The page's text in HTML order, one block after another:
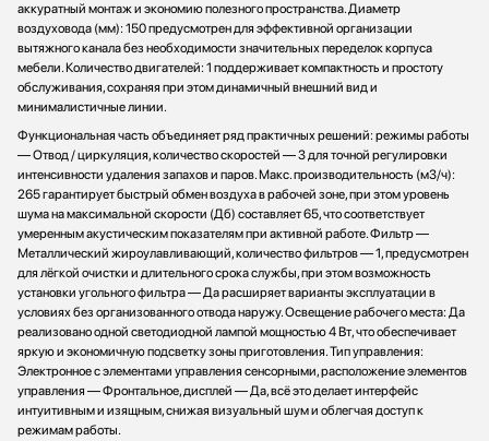
аккуратный монтаж и экономию полезного пространства. Диаметр
воздуховода (мм): 150 предусмотрен для эффективной организации
вытяжного канала без необходимости значительных переделок корпуса
мебели. Количество двигателей: 1 поддерживает компактность и простоту
обслуживания, сохраняя при этом динамичный внешний вид и
минималистичные линии.
Функциональная часть объединяет ряд практичных решений: режимы работы
— Отвод / циркуляция, количество скоростей — 3 для точной регулировки
интенсивности удаления запахов и паров. Макс. производительность (м3/ч):
265 гарантирует быстрый обмен воздуха в рабочей зоне, при этом уровень
шума на максимальной скорости (Дб) составляет 65, что соответствует
умеренным акустическим показателям при активной работе. Фильтр —
Металлический жироулавливающий, количество фильтров — 1, предусмотрен
для лёгкой очистки и длительного срока службы, при этом возможность
установки угольного фильтра — Да расширяет варианты эксплуатации в
условиях без организованного отвода наружу. Освещение рабочего места: Да
реализовано одной светодиодной лампой мощностью 4 Вт, что обеспечивает
яркую и экономичную подсветку зоны приготовления. Тип управления:
Электронное с элементами управления сенсорными, расположение элементов
управления — Фронтальное, дисплей — Да, всё это делает интерфейс
интуитивным и изящным, снижая визуальный шум и облегчая доступ к
режимам работы.